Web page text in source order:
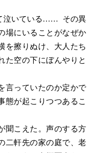
泣いている…… その異
場にいることがなぜか
を擦りぬけ、大人たち
た空の下にぼんやりと
言っていたのか定かで
態が起こりつつあるこ
聞こえた。声のする方
二軒先の家の庭で、老